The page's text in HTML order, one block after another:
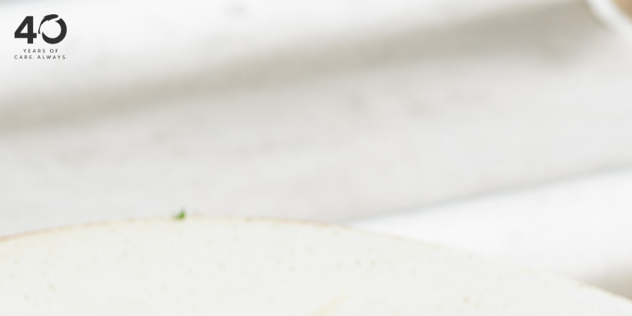
メインコンテンツへスキップ